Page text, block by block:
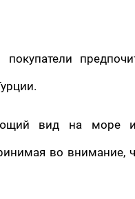
вид на море
во внимание,